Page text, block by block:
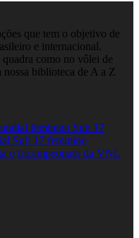
que tem o objetivo de
e internacional.
como no vôlei de
nossa biblioteca de A a Z
feminino Sub 17
Sub 17 feminino
o tricampeonato da VNL